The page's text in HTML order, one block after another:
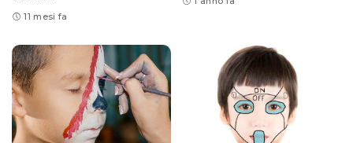
11 mesi fa